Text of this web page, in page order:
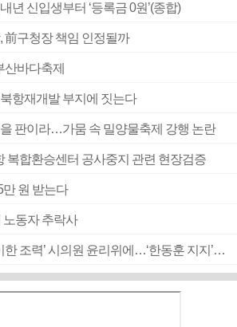
년 신입생부터 ‘등록금 0원’(종합)
前구청장 책임 인정될까
산바다축제
항재개발 부지에 짓는다
판이라…가뭄 속 밀양물축제 강행 논란
복합환승센터 공사중지 관련 현장검증
만 원 받는다
노동자 추락사
국힘 부산시당, ‘정이한 조력’ 시의원 윤리위에…‘한동훈 지지’도 신고접수